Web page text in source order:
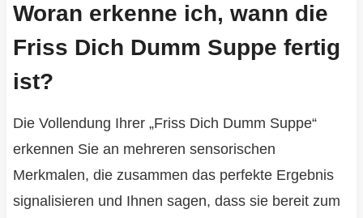
Woran erkenne ich, wann die
Friss Dich Dumm Suppe fertig
ist?
Die Vollendung Ihrer „Friss Dich Dumm Suppe“
erkennen Sie an mehreren sensorischen
Merkmalen, die zusammen das perfekte Ergebnis
signalisieren und Ihnen sagen, dass sie bereit zum